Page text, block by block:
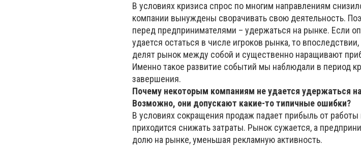
В условиях кризиса спрос по многим направлениям
компании вынуждены сворачивать свою деятельность.
перед предпринимателями – удержаться на рынке. Если
удается остаться в числе игроков рынка, то
делят рынок между собой и существенно наращивают
Именно такое развитие событий мы наблюдали в период
завершения.
Почему некоторым компаниям не удается удержаться
Возможно, они допускают какие-то типичные ошибки?
В условиях сокращения продаж падает прибыль от работы
приходится снижать затраты. Рынок сужается, а
долю на рынке, уменьшая рекламную активность.